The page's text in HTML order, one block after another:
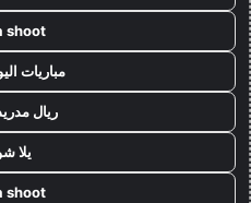
shoot
مباريات
ريال
يلا
shoot